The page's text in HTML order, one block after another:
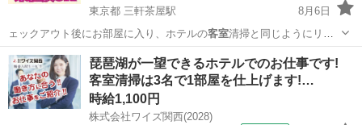
東京都 三軒茶屋駅
8月6日
ェックアウト後にお部屋に入り、ホテルの客室清掃と同じようにリネ
ンの洗濯乾燥、 …
東京 世田谷区 三軒茶屋駅 スタッフ
琵琶湖が一望できるホテルでのお仕事です!
客室清掃は3名で1部屋を仕上げます!…
時給1,100円
株式会社ワイズ関西(2028)